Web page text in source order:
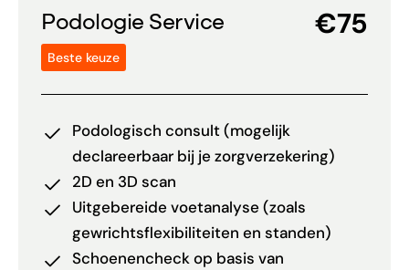
Podologie Service
Beste keuze
€75
Podologisch consult (mogelijk
declareerbaar bij je zorgverzekering)
2D en 3D scan
Uitgebereide voetanalyse (zoals
gewrichtsflexibiliteiten en standen)
Schoenencheck op basis van